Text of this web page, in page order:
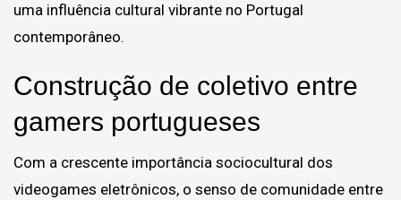
uma influência cultural vibrante no Portugal
contemporâneo.
Construção de coletivo entre
gamers portugueses
Com a crescente importância sociocultural dos
videogames eletrônicos, o senso de comunidade entre